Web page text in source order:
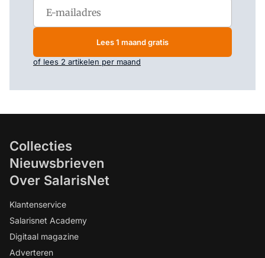
Lees 1 maand gratis
of lees 2 artikelen per maand
Collecties
Nieuwsbrieven
Over SalarisNet
Klantenservice
Salarisnet Academy
Digitaal magazine
Adverteren